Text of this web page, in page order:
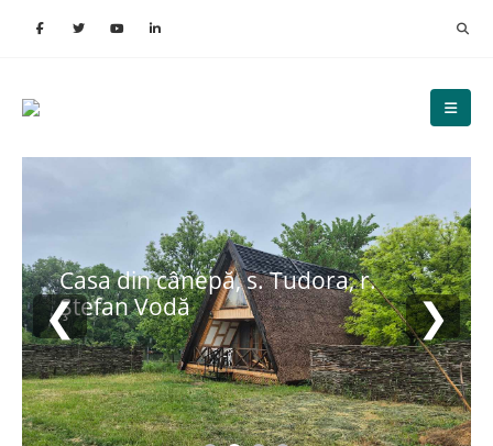
Casa din cânepă, s. Tudora, r.
Ștefan Vodă
❮ ❯